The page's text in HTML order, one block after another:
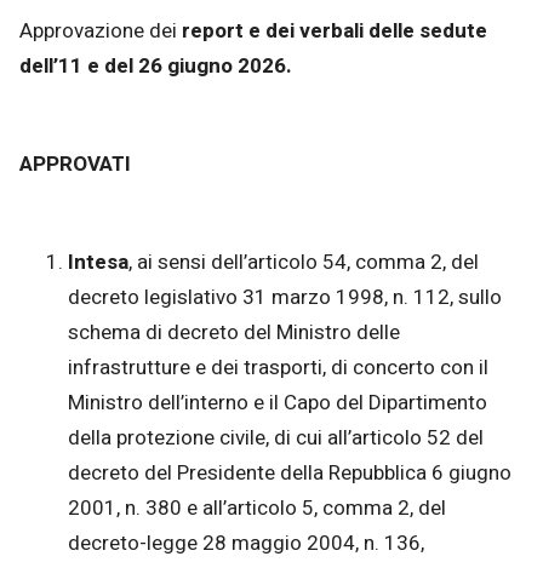
Approvazione dei report e dei verbali delle sedute
dell’11 e del 26 giugno 2026.
APPROVATI
Intesa, ai sensi dell’articolo 54, comma 2, del
decreto legislativo 31 marzo 1998, n. 112, sullo
schema di decreto del Ministro delle
infrastrutture e dei trasporti, di concerto con il
Ministro dell’interno e il Capo del Dipartimento
della protezione civile, di cui all’articolo 52 del
decreto del Presidente della Repubblica 6 giugno
2001, n. 380 e all’articolo 5, comma 2, del
decreto-legge 28 maggio 2004, n. 136,